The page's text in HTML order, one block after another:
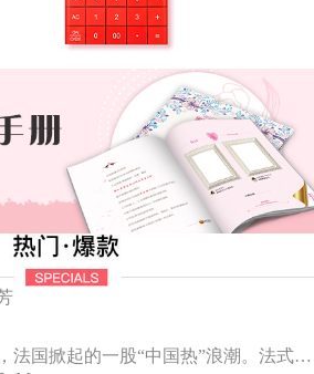
灵感源于18世纪后半叶，法国掀起的一股“中国热”浪潮。法式华贵糅合了中国风，中西文化元素的精彩碰撞，打造一座绚烂的复古花园，让浪漫婚礼增添了一份优雅气质。